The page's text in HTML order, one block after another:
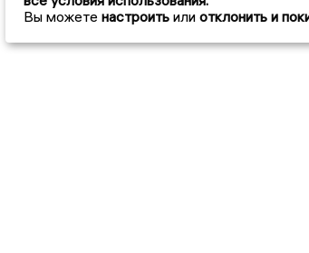
Вы можете настроить или отклонить и